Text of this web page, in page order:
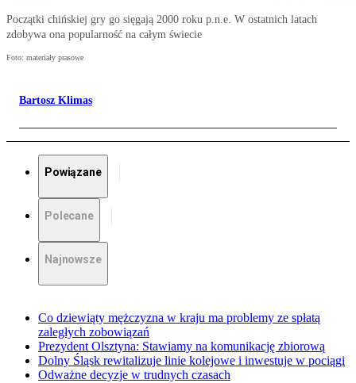
Początki chińskiej gry go sięgają 2000 roku p.n.e. W ostatnich latach
zdobywa ona popularność na całym świecie
Foto: materiały prasowe
Bartosz Klimas
Powiązane
Polecane
Najnowsze
Co dziewiąty mężczyzna w kraju ma problemy ze spłatą
zaległych zobowiązań
Prezydent Olsztyna: Stawiamy na komunikację zbiorową
Dolny Śląsk rewitalizuje linie kolejowe i inwestuje w pociągi
Odważne decyzje w trudnych czasach